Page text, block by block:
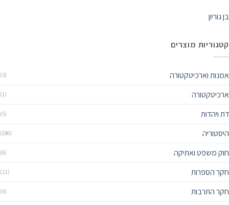
בן גוריון
קטגוריות מוצרים
אמנות וארכיטקטורה (3)
ארכיטקטורה (1)
דת ויהדות (5)
היסטוריה (186)
חוק משפט ואתיקה (6)
חקר הספרות (21)
חקר התרבות (4)